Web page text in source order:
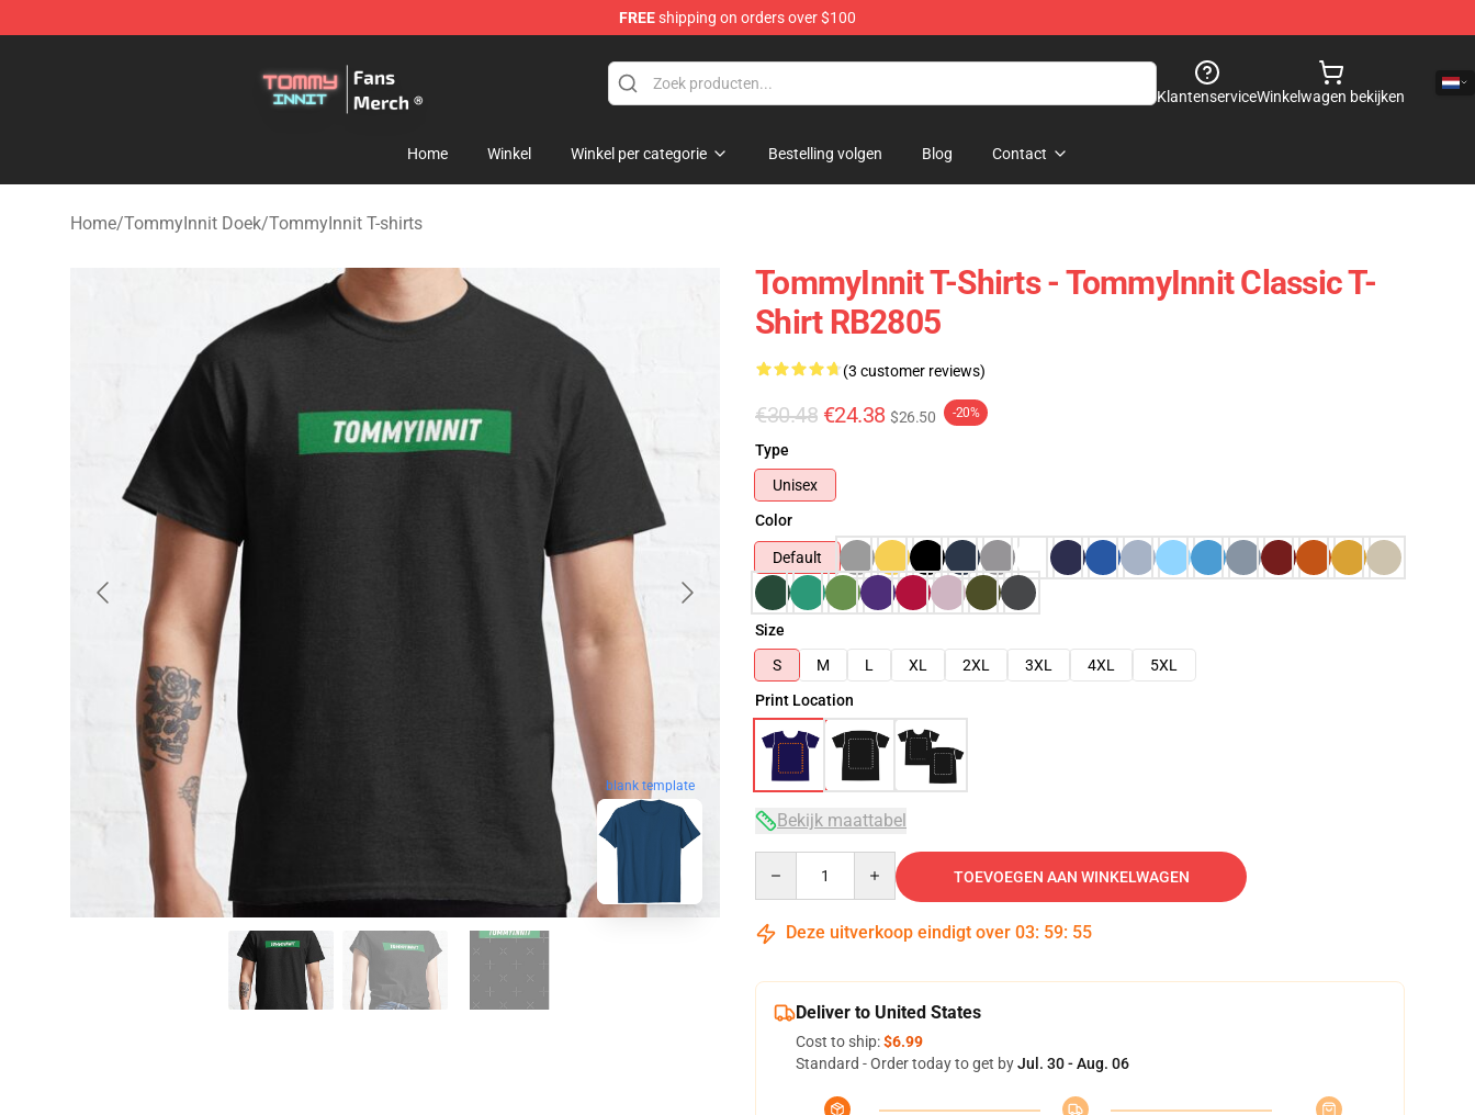
FREEshipping on orders over $100
KlantenserviceWinkelwagen bekijken
Home Winkel Winkel per categorie Bestelling volgen Blog Contact
Home/TommyInnit Doek/TommyInnit T-shirts
blank template
TommyInnit T-Shirts - TommyInnit Classic T-
Shirt RB2805
(3 customer reviews)
€30.48 €24.38 $26.50 -20%
Type
Unisex
Color
Default
Size
S
M L XL 2XL 3XL 4XL
5XL
Print Location
Bekijk maattabel
TOEVOEGEN AAN WINKELWAGEN
Deze uitverkoop eindigt over 03: 59: 54
Deliver to United States
Cost to ship:$6.99
Standard - Order today to get byJul. 30 - Aug. 06